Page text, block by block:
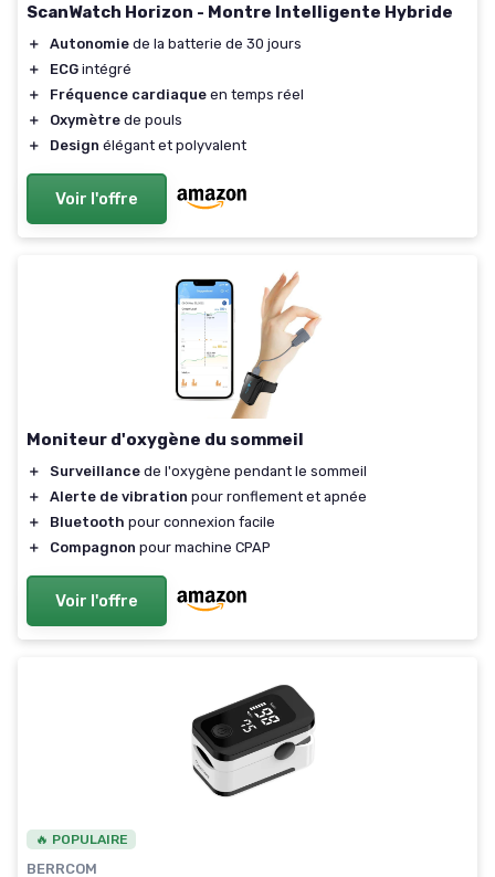
ScanWatch Horizon - Montre Intelligente Hybride
＋ Autonomie de la batterie de 30 jours
＋
ECG intégré
＋
Fréquence cardiaque en temps réel
＋
Oxymètre de pouls
＋
Design élégant et polyvalent
Voir l'offre
Moniteur d'oxygène du sommeil
＋ Surveillance de l'oxygène pendant le sommeil
＋
Alerte de vibration pour ronflement et apnée
＋
Bluetooth pour connexion facile
＋
Compagnon pour machine CPAP
Voir l'offre
🔥 POPULAIRE
BERRCOM